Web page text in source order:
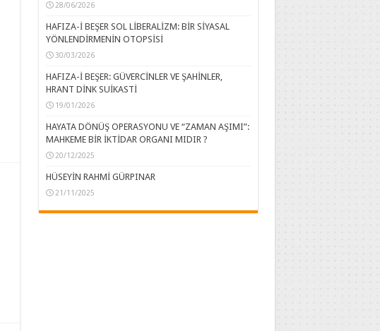
28/06/2026
HAFIZA-İ BEŞER SOL LİBERALİZM: BİR SİYASAL
YÖNLENDİRMENİN OTOPSİSİ
30/03/2026
HAFIZA-İ BEŞER: GÜVERCİNLER VE ŞAHİNLER,
HRANT DİNK SUİKASTİ
19/01/2026
HAYATA DÖNÜŞ OPERASYONU VE “ZAMAN AŞIMI”:
MAHKEME BİR İKTİDAR ORGANI MIDIR ?
20/12/2025
HÜSEYİN RAHMİ GÜRPINAR
21/11/2025